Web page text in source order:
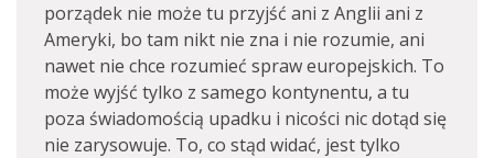
porządek nie może tu przyjść ani z Anglii ani z
Ameryki, bo tam nikt nie zna i nie rozumie, ani
nawet nie chce rozumieć spraw europejskich. To
może wyjść tylko z samego kontynentu, a tu
poza świadomością upadku i nicości nic dotąd się
nie zarysowuje. To, co stąd widać, jest tylko